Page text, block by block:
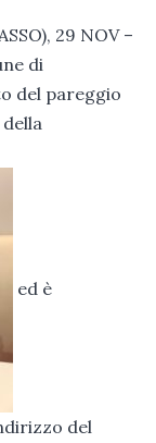
29 NOV –
di
del pareggio
ed è
del